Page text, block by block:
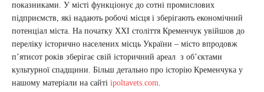
показниками. У місті функціонує до сотні промислових
підприємств, які надають робочі місця і зберігають економічний
потенціал міста. На початку ХХІ століття Кременчук увійшов до
переліку історично населених місць України – місто впродовж
п’ятисот років зберігає свій історичний ареал з об’єктами
культурної спадщини. Більш детально про історію Кременчука у
нашому матеріали на сайті ipoltavets.com.